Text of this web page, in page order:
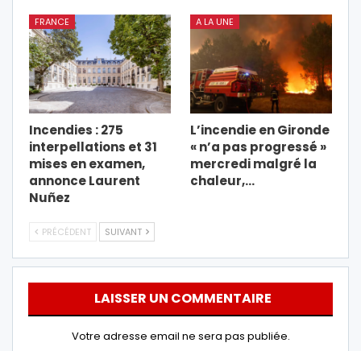
FRANCE
Incendies : 275
interpellations et 31
mises en examen,
annonce Laurent
Nuñez
A LA UNE
L’incendie en Gironde
« n’a pas progressé »
mercredi malgré la
chaleur,…
PRÉCÉDENT SUIVANT
LAISSER UN COMMENTAIRE
Votre adresse email ne sera pas publiée.